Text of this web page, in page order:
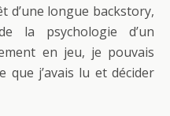
d’une longue backstory,
la psychologie d’un
en jeu, je pouvais
que j’avais lu et décider